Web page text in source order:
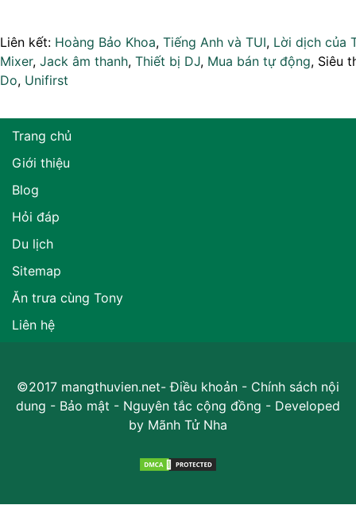
Liên kết: Hoàng Bảo Khoa, Tiếng Anh và TUI, Lời dịch của
Mixer, Jack âm thanh, Thiết bị DJ, Mua bán tự động, Siêu
Do, Unifirst
Trang chủ
Giới thiệu
Blog
Hỏi đáp
Du lịch
Sitemap
Ăn trưa cùng Tony
Liên hệ
©2017 mangthuvien.net-Điều khoản - Chính sách nội
dung - Bảo mật - Nguyên tắc cộng đồng - Developed
by Mãnh Tử Nha